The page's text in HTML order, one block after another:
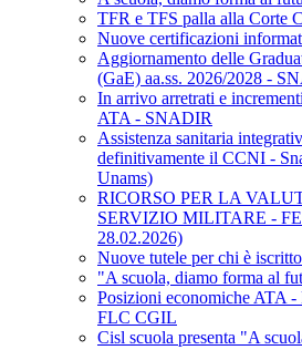
TFR e TFS palla alla Corte
Nuove certificazioni
Aggiornamento delle
(GaE) aa.ss. 2026/2028 -
In arrivo arretrati e
ATA - SNADIR
Assistenza sanitaria
definitivamente il CCNI -
Unams)
RICORSO PER LA
SERVIZIO MILITARE -
28.02.2026)
Nuove tutele per chi è
"A scuola, diamo forma al
Posizioni economiche ATA
FLC CGIL
Cisl scuola presenta "A